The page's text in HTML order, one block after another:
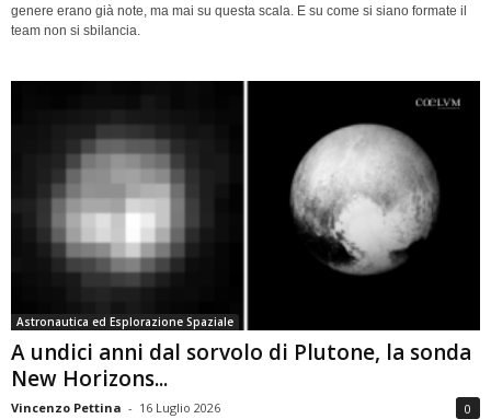
genere erano già note, ma mai su questa scala. E su come si siano formate il
team non si sbilancia.
Astronautica ed Esplorazione Spaziale
A undici anni dal sorvolo di Plutone, la sonda
New Horizons...
Vincenzo Pettina - 16 Luglio 2026 0